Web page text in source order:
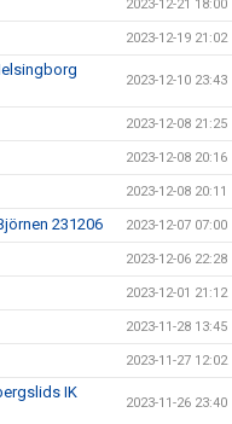
2023-12-21 18:00
2023-12-19 21:02
2023-12-10 23:43
2023-12-08 21:25
2023-12-08 20:16
2023-12-08 20:11
231206 2023-12-07 07:00
2023-12-06 22:28
2023-12-01 21:12
2023-11-28 13:45
2023-11-27 12:02
IK
2023-11-26 23:40